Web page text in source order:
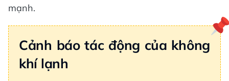
mạnh.
Cảnh báo tác động của không
khí lạnh